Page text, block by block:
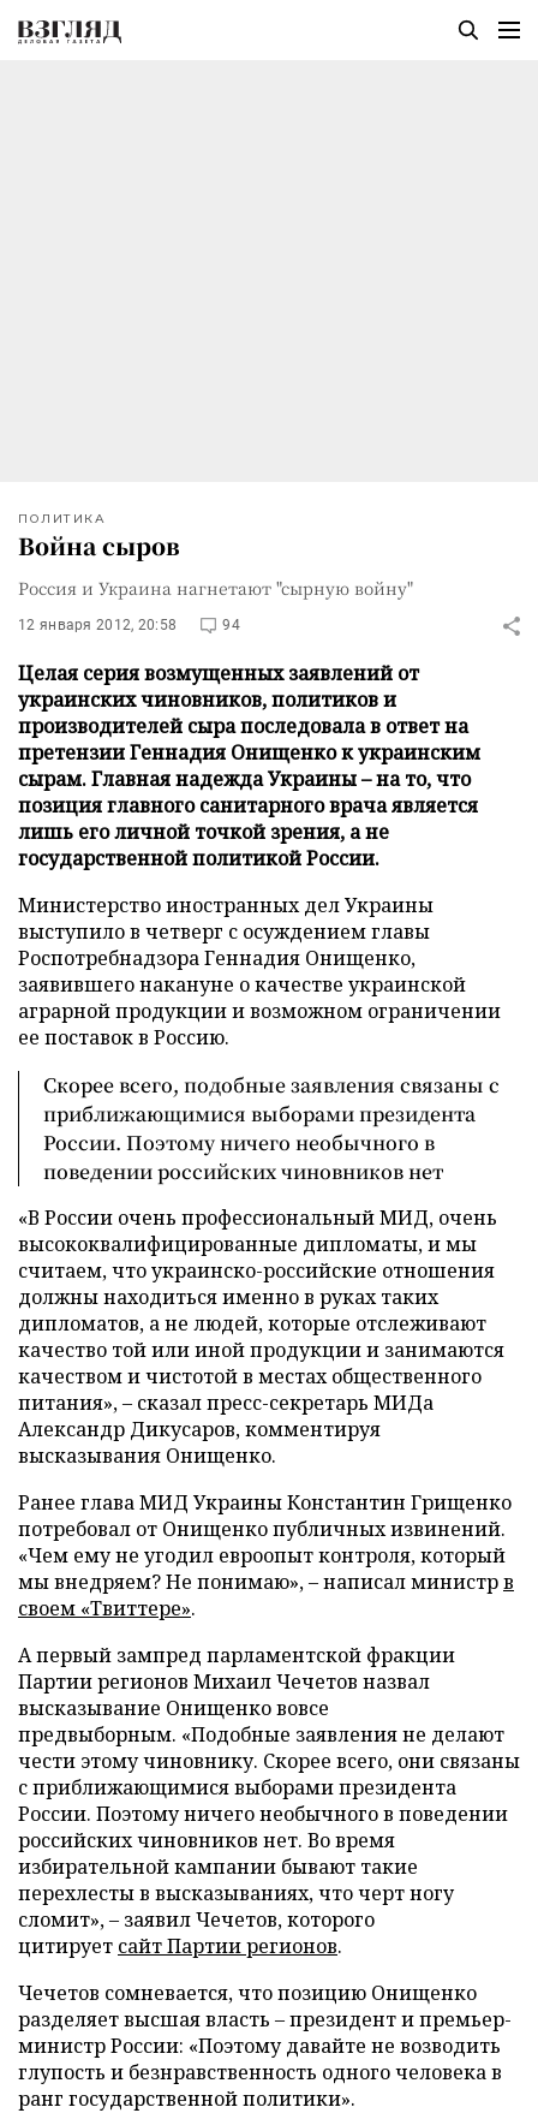
ПОЛИТИКА
Война сыров
Россия и Украина нагнетают "сырную войну"
12 января 2012, 20:58 94
Целая серия возмущенных заявлений от
украинских чиновников, политиков и
производителей сыра последовала в ответ на
претензии Геннадия Онищенко к украинским
сырам. Главная надежда Украины – на то, что
позиция главного санитарного врача является
лишь его личной точкой зрения, а не
государственной политикой России.
Министерство иностранных дел Украины
выступило в четверг с осуждением главы
Роспотребнадзора Геннадия Онищенко,
заявившего накануне о качестве украинской
аграрной продукции и возможном ограничении
ее поставок в Россию.
Скорее всего, подобные заявления связаны с
приближающимися выборами президента
России. Поэтому ничего необычного в
поведении российских чиновников нет
«В России очень профессиональный МИД, очень
высококвалифицированные дипломаты, и мы
считаем, что украинско-российские отношения
должны находиться именно в руках таких
дипломатов, а не людей, которые отслеживают
качество той или иной продукции и занимаются
качеством и чистотой в местах общественного
питания», – сказал пресс-секретарь МИДа
Александр Дикусаров, комментируя
высказывания Онищенко.
Ранее глава МИД Украины Константин Грищенко
потребовал от Онищенко публичных извинений.
«Чем ему не угодил евроопыт контроля, который
мы внедряем? Не понимаю», – написал министрв
своем «Твиттере».
А первый зампред парламентской фракции
Партии регионов Михаил Чечетов назвал
высказывание Онищенко вовсе
предвыборным. «Подобные заявления не делают
чести этому чиновнику. Скорее всего, они связаны
с приближающимися выборами президента
России. Поэтому ничего необычного в поведении
российских чиновников нет. Во время
избирательной кампании бывают такие
перехлесты в высказываниях, что черт ногу
сломит», – заявил Чечетов, которого
цитирует сайт Партии регионов.
Чечетов сомневается, что позицию Онищенко
разделяетвысшая власть – президент и премьер-
министр России: «Поэтому давайте не возводить
глупость и безнравственность одного человека в
ранг государственной политики».